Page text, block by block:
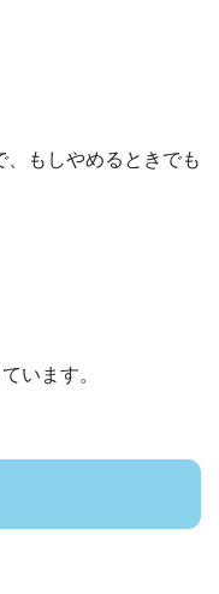
もしやめるときでも
います。